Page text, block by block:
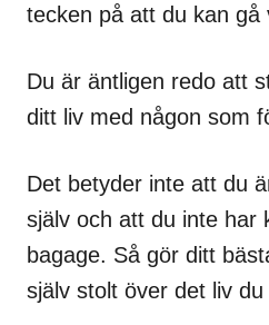
tecken på att du kan gå
Du är äntligen redo att
ditt liv med någon som
Det betyder inte att du
själv och att du inte har
bagage. Så gör ditt
själv stolt över det liv du